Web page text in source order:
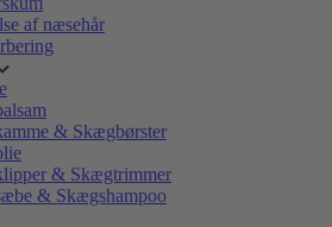
af næsehår
& Skægbørster
& Skægtrimmer
& Skægshampoo